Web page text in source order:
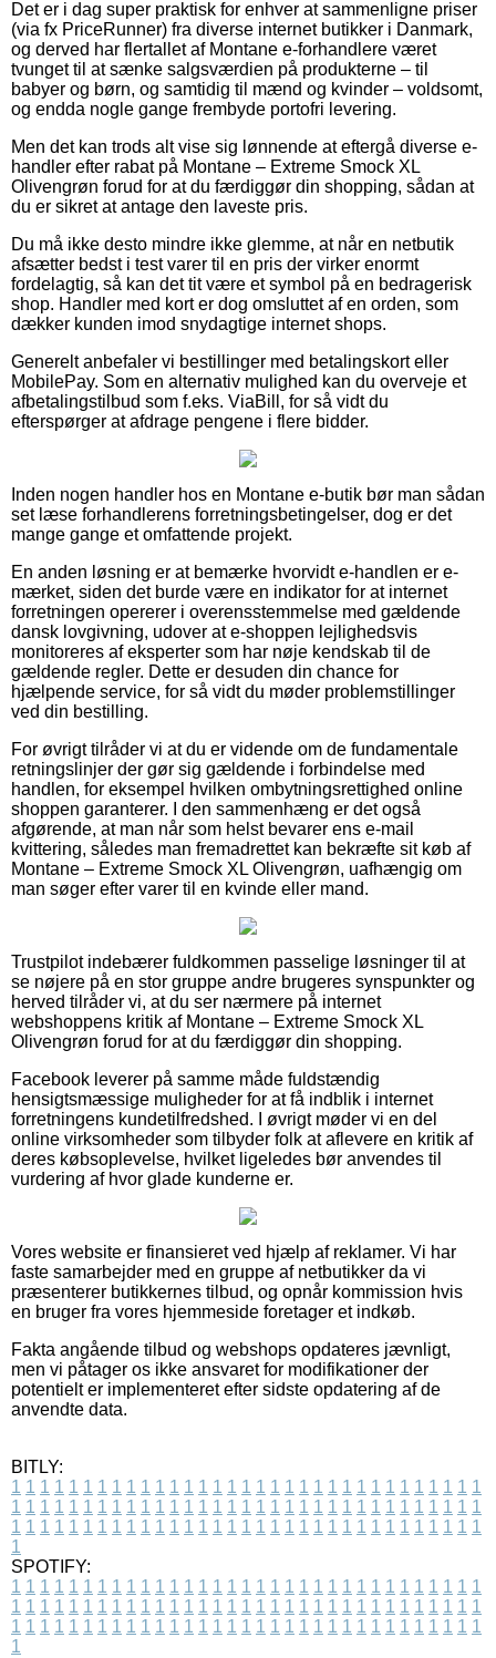
Det er i dag super praktisk for enhver at sammenligne priser
(via fx PriceRunner) fra diverse internet butikker i Danmark,
og derved har flertallet af Montane e-forhandlere været
tvunget til at sænke salgsværdien på produkterne – til
babyer og børn, og samtidig til mænd og kvinder – voldsomt,
og endda nogle gange frembyde portofri levering.
Men det kan trods alt vise sig lønnende at eftergå diverse e-
handler efter rabat på Montane – Extreme Smock XL
Olivengrøn forud for at du færdiggør din shopping, sådan at
du er sikret at antage den laveste pris.
Du må ikke desto mindre ikke glemme, at når en netbutik
afsætter bedst i test varer til en pris der virker enormt
fordelagtig, så kan det tit være et symbol på en bedragerisk
shop. Handler med kort er dog omsluttet af en orden, som
dækker kunden imod snydagtige internet shops.
Generelt anbefaler vi bestillinger med betalingskort eller
MobilePay. Som en alternativ mulighed kan du overveje et
afbetalingstilbud som f.eks. ViaBill, for så vidt du
efterspørger at afdrage pengene i flere bidder.
Inden nogen handler hos en Montane e-butik bør man sådan
set læse forhandlerens forretningsbetingelser, dog er det
mange gange et omfattende projekt.
En anden løsning er at bemærke hvorvidt e-handlen er e-
mærket, siden det burde være en indikator for at internet
forretningen opererer i overensstemmelse med gældende
dansk lovgivning, udover at e-shoppen lejlighedsvis
monitoreres af eksperter som har nøje kendskab til de
gældende regler. Dette er desuden din chance for
hjælpende service, for så vidt du møder problemstillinger
ved din bestilling.
For øvrigt tilråder vi at du er vidende om de fundamentale
retningslinjer der gør sig gældende i forbindelse med
handlen, for eksempel hvilken ombytningsrettighed online
shoppen garanterer. I den sammenhæng er det også
afgørende, at man når som helst bevarer ens e-mail
kvittering, således man fremadrettet kan bekræfte sit køb af
Montane – Extreme Smock XL Olivengrøn, uafhængig om
man søger efter varer til en kvinde eller mand.
Trustpilot indebærer fuldkommen passelige løsninger til at
se nøjere på en stor gruppe andre brugeres synspunkter og
herved tilråder vi, at du ser nærmere på internet
webshoppens kritik af Montane – Extreme Smock XL
Olivengrøn forud for at du færdiggør din shopping.
Facebook leverer på samme måde fuldstændig
hensigtsmæssige muligheder for at få indblik i internet
forretningens kundetilfredshed. I øvrigt møder vi en del
online virksomheder som tilbyder folk at aflevere en kritik af
deres købsoplevelse, hvilket ligeledes bør anvendes til
vurdering af hvor glade kunderne er.
Vores website er finansieret ved hjælp af reklamer. Vi har
faste samarbejder med en gruppe af netbutikker da vi
præsenterer butikkernes tilbud, og opnår kommission hvis
en bruger fra vores hjemmeside foretager et indkøb.
Fakta angående tilbud og webshops opdateres jævnligt,
men vi påtager os ikke ansvaret for modifikationer der
potentielt er implementeret efter sidste opdatering af de
anvendte data.
BITLY:
1 1 1 1 1 1 1 1 1 1 1 1 1 1 1 1 1 1 1 1 1 1 1 1 1 1 1 1 1 1 1 1 1
1 1 1 1 1 1 1 1 1 1 1 1 1 1 1 1 1 1 1 1 1 1 1 1 1 1 1 1 1 1 1 1 1
1 1 1 1 1 1 1 1 1 1 1 1 1 1 1 1 1 1 1 1 1 1 1 1 1 1 1 1 1 1 1 1 1
1
SPOTIFY:
1 1 1 1 1 1 1 1 1 1 1 1 1 1 1 1 1 1 1 1 1 1 1 1 1 1 1 1 1 1 1 1 1
1 1 1 1 1 1 1 1 1 1 1 1 1 1 1 1 1 1 1 1 1 1 1 1 1 1 1 1 1 1 1 1 1
1 1 1 1 1 1 1 1 1 1 1 1 1 1 1 1 1 1 1 1 1 1 1 1 1 1 1 1 1 1 1 1 1
1